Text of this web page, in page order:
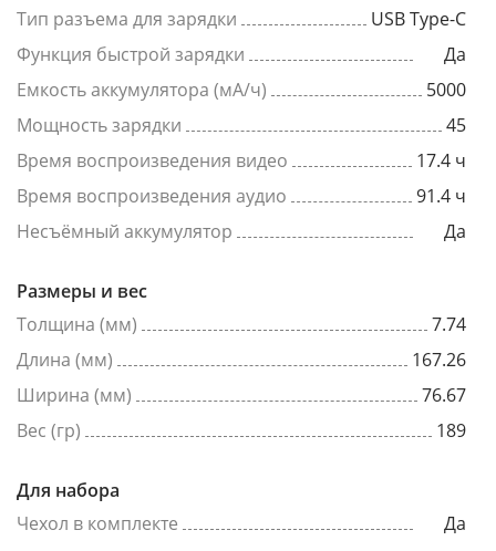
Тип разъема для зарядки
USB Type-C
Функция быстрой зарядки
Да
Емкость аккумулятора (мА/ч)
5000
Мощность зарядки
45
Время воспроизведения видео
17.4 ч
Время воспроизведения аудио
91.4 ч
Несъёмный аккумулятор
Да
Размеры и вес
Толщина (мм)
7.74
Длина (мм)
167.26
Ширина (мм)
76.67
Вес (гр)
189
Для набора
Чехол в комплекте
Да